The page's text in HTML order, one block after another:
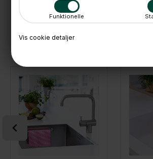
Funktionelle
Vis cookie detaljer
På
KØBT SAMMEN